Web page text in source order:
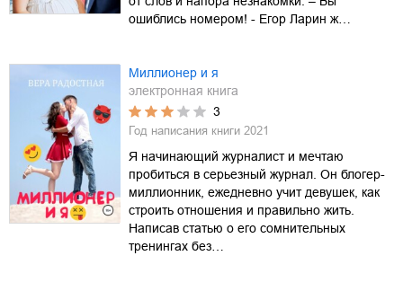
ошиблись номером! - Егор Ларин ж…
Миллионер и я
электронная книга
3
Год написания книги 2021
Я начинающий журналист и мечтаю
пробиться в серьезный журнал. Он блогер-
миллионник, ежедневно учит девушек, как
строить отношения и правильно жить.
Написав статью о его сомнительных
тренингах без…